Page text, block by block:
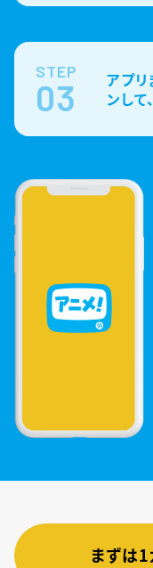
STEP
03
アプ
ンして
まずは